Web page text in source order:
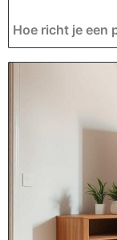
Hoe richt je een